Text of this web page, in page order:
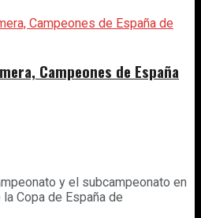
Campeones de España
y el subcampeonato en
Copa de España de